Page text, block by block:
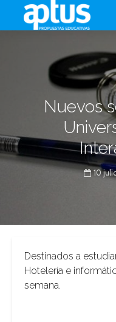
Nuevos
10
Destinados a
Hotelería e
semana.